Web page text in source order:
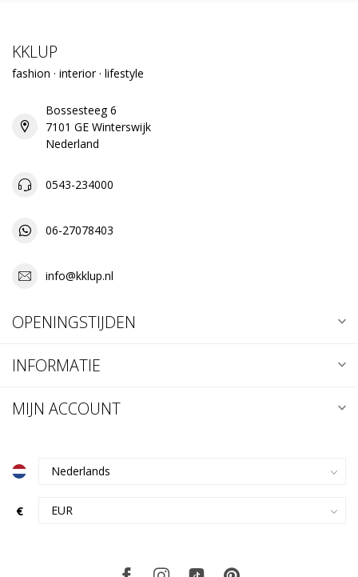
KKLUP
fashion · interior · lifestyle
Bossesteeg 6
7101 GE Winterswijk
Nederland
0543-234000
06-27078403
info@kklup.nl
OPENINGSTIJDEN
INFORMATIE
MIJN ACCOUNT
€